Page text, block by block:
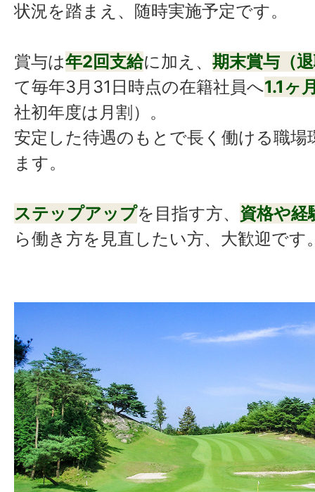
状況を踏まえ、随時実施予定です。
賞与は年2回支給に加え、 期末賞与（
て毎年3月31日時点の在籍社員へ1.1ヶ
社初年度は月割）。
安定した待遇のもとで長く働ける職場
ます。
ステップアップを目指す方、 資格や経
ら働き方を見直したい方、大歓迎です